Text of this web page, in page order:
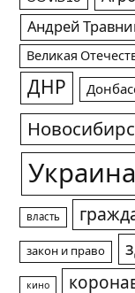
Андрей
Великая
ДНР
Украина
власть
закон и право
кино